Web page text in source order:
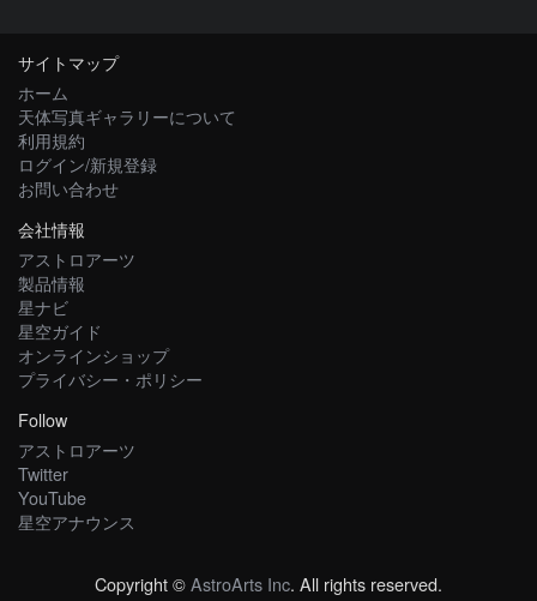
サイトマップ
ホーム
天体写真ギャラリーについて
利用規約
ログイン/新規登録
お問い合わせ
会社情報
アストロアーツ
製品情報
星ナビ
星空ガイド
オンラインショップ
プライバシー・ポリシー
Follow
アストロアーツ
Twitter
YouTube
星空アナウンス
Copyright ©AstroArts Inc. All rights reserved.